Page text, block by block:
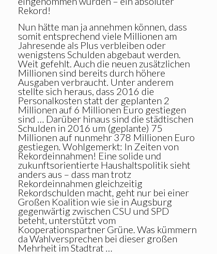
Rekord!
Nun hätte man ja annehmen können, dass
somit entsprechend viele Millionen am
Jahresende als Plus verbleiben oder
wenigstens Schulden abgebaut werden.
Weit gefehlt. Auch die neuen zusätzlichen
Millionen sind bereits durch höhere
Ausgaben verbraucht. Unter anderem
stellte sich heraus, dass 2016 die
Personalkosten statt der geplanten 2
Millionen auf 6 Millionen Euro gestiegen
sind … Darüber hinaus sind die städtischen
Schulden in 2016 um (geplante) 75
Millionen auf nunmehr 378 Millionen Euro
gestiegen. Wohlgemerkt: In Zeiten von
Rekordeinnahmen! Eine solide und
zukunftsorientierte Haushaltspolitik sieht
anders aus – dass man trotz
Rekordeinnahmen gleichzeitig
Rekordschulden macht, geht nur bei einer
Großen Koalition wie sie in Augsburg
gegenwärtig zwischen CSU und SPD
beteht, unterstützt vom
Kooperationspartner Grüne. Was kümmern
da Wahlversprechen bei dieser großen
Mehrheit im Stadtrat …